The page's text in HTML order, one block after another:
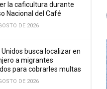
la caficultura durante
Nacional del Café
DE 2026
Unidos busca localizar en
a migrantes
para cobrarles multas
DE 2026